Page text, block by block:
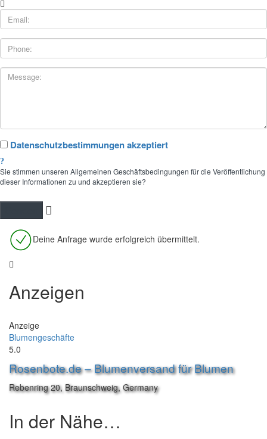
Datenschutzbestimmungen akzeptiert
Sie stimmen unseren Allgemeinen Geschäftsbedingungen für die Veröffentlichung
dieser Informationen zu und akzeptieren sie?
Deine Anfrage wurde erfolgreich übermittelt.
Anzeigen
Anzeige
Blumengeschäfte
5.0
Rosenbote.de – Blumenversand für Blumen
Rebenring 20, Braunschweig, Germany
In der Nähe…